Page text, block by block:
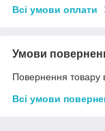
Всі умови оплати
Умови
Повернення товару
Всі умови